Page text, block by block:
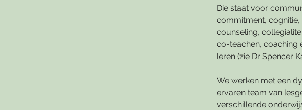
Die staat voor
commitment,
counseling,
co-teachen, coaching
leren (zie Dr Spencer
We werken met een
ervaren team van
verschillende